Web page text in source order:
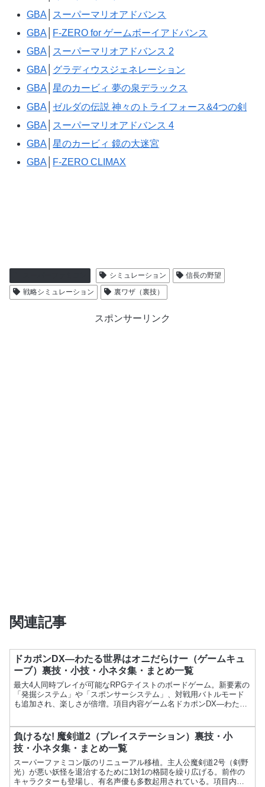
GBA
スーパーマリオアドバンス
GBA
F-ZERO for ゲームボーイアドバンス
GBA
スーパーマリオアドバンス 2
GBA
グラディウスジェネレーション
GBA │星のカービィ 夢の泉デラックス
GBA
ゼルダの伝説 神々のトライフォース&4つの剣
GBA
スーパーマリオアドバンス 4
GBA │星のカービィ 鏡の大迷宮
GBA
F-ZERO CLIMAX
シミュレーション
信長の野望
戦略シミュレーション
裏ワザ（裏技）
スポンサーリンク
関連記事
ドカポンDX―わたる世界はオニだらけー（ゲームキュ
ーブ）裏技・小技・小ネタ集・まとめ一覧
最大4人同時プレイが可能なRPGテイストのボードゲーム。新要素の
「発掘システム」や「スポンサーシステム」、対戦用バトルモード
も追加され、楽しさが倍増。項目内容ゲーム名ドカポンDX―わたる
負けるな! 魔剣道2（プレイステーション）裏技・小
技・小ネタ集・まとめ一覧
スーパーファミコン版のリニューアル移植。主人公魔剣道2号（剣野
光）が悪い妖怪を退治するために1対1の格闘を繰り広げる。前作の
キャラクターも登場し、有名声優も多数起用されている。項目内容